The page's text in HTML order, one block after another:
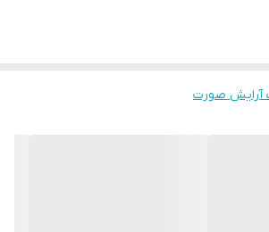
پوسته نمی شود
آرایش صورت